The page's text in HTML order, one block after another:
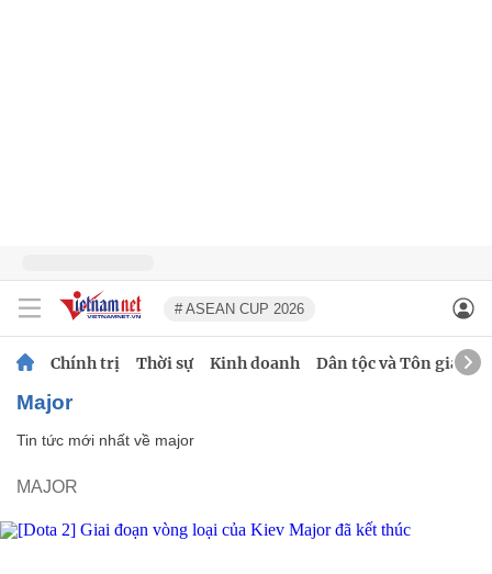
# ASEAN CUP 2026
Chính trị Thời sự Kinh doanh Dân tộc và Tôn giáo
major
Tin tức mới nhất về major
MAJOR